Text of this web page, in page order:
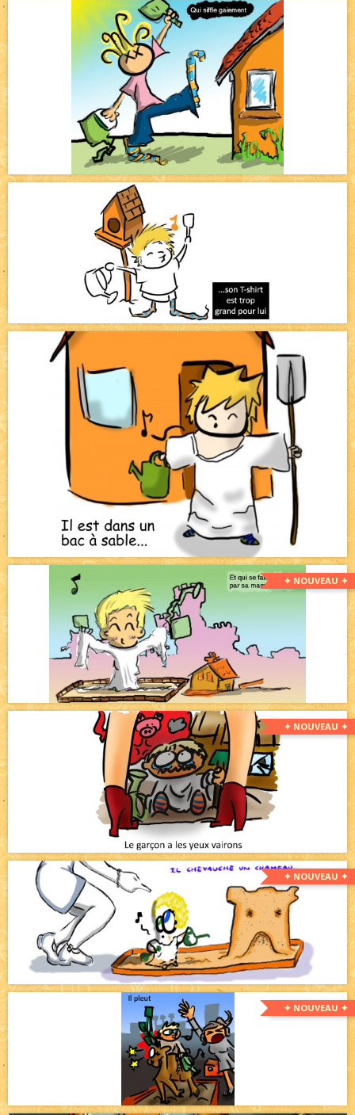
✦ NOUVEAU ✦
✦ NOUVEAU ✦
✦ NOUVEAU ✦
✦ NOUVEAU ✦